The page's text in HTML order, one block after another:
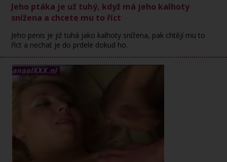
Jeho ptáka je už tuhý, když má jeho kalhoty
snížena a chcete mu to říct
Jeho penis je již tuhá jako kalhoty snížena, pak chtějí mu to
říct a nechat je do prdele dokud ho.